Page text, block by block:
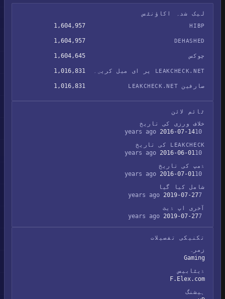
لیک شدہ اکاؤنٹس
HIBP
1,604,957
DEHASHED
1,604,957
چوکس 1,604,645
LEAKCHECK.NET پر ای میل کریں۔ 1,016,831
صارفین LEAKCHECK.NET 1,016,831
ٹائم لائن
خلاف ورزی کی تاریخ
2016-07-14
LEAKCHECK کی تاریخ
2016-06-01
ڈمپ کی تاریخ
2016-07-01
شامل کیا گیا
2019-07-27
آخری اپ ڈیٹ
2019-07-27
تکنیکی تفصیلات
زمرہ
Gaming
ڈیٹابیس
F.Elex.com
ہیشنگ